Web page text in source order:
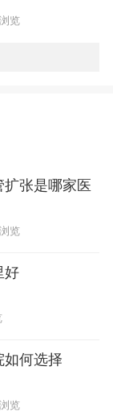
览
张是哪家医
览
好
如何选择
览